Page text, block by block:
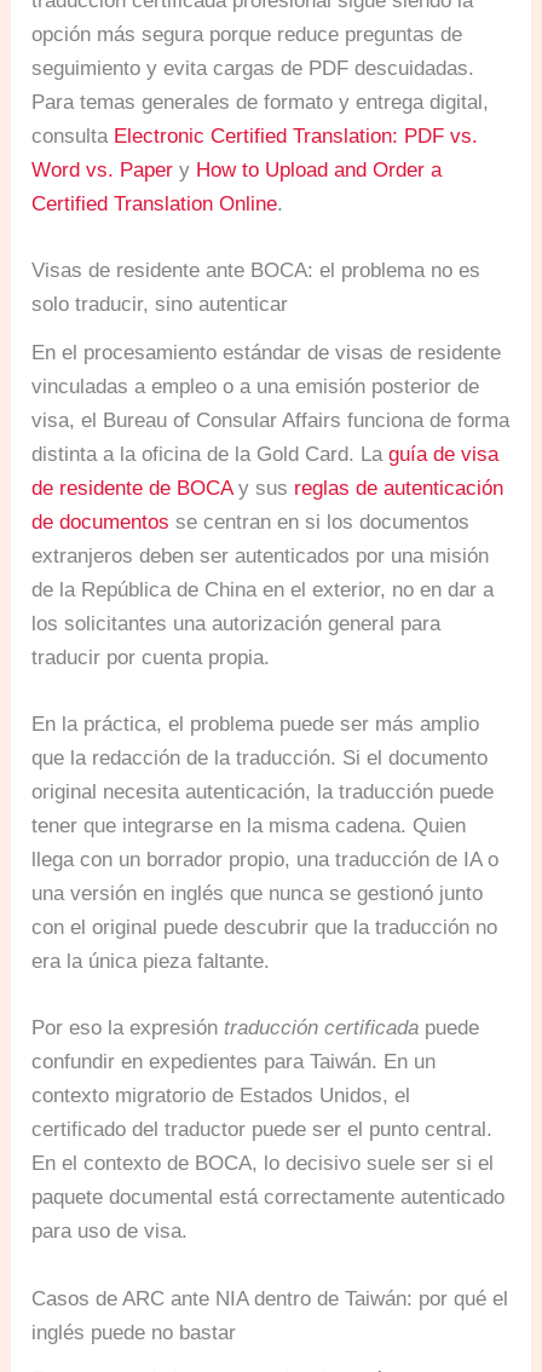
opción más segura porque reduce preguntas de
seguimiento y evita cargas de PDF descuidadas.
Para temas generales de formato y entrega digital,
consulta Electronic Certified Translation: PDF vs.
Word vs. Paper y How to Upload and Order a
Certified Translation Online.
Visas de residente ante BOCA: el problema no es
solo traducir, sino autenticar
En el procesamiento estándar de visas de residente
vinculadas a empleo o a una emisión posterior de
visa, el Bureau of Consular Affairs funciona de forma
distinta a la oficina de la Gold Card. Laguía de visa
de residente de BOCAy sus reglas de autenticación
de documentos se centran en si los documentos
extranjeros deben ser autenticados por una misión
de la República de China en el exterior, no en dar a
los solicitantes una autorización general para
traducir por cuenta propia.
En la práctica, el problema puede ser más amplio
que la redacción de la traducción. Si el documento
original necesita autenticación, la traducción puede
tener que integrarse en la misma cadena. Quien
llega con un borrador propio, una traducción de IA o
una versión en inglés que nunca se gestionó junto
con el original puede descubrir que la traducción no
era la única pieza faltante.
Por eso la expresióntraducción certificada puede
confundir en expedientes para Taiwán. En un
contexto migratorio de Estados Unidos, el
certificado del traductor puede ser el punto central.
En el contexto de BOCA, lo decisivo suele ser si el
paquete documental está correctamente autenticado
para uso de visa.
Casos de ARC ante NIA dentro de Taiwán: por qué el
inglés puede no bastar